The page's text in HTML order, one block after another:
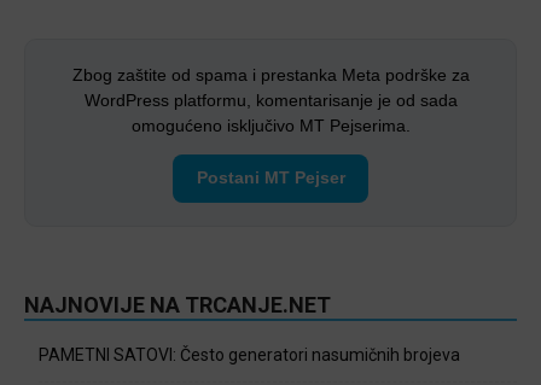
Zbog zaštite od spama i prestanka Meta podrške za
WordPress platformu, komentarisanje je od sada
omogućeno isključivo MT Pejserima.
Postani MT Pejser
NAJNOVIJE NA TRCANJE.NET
PAMETNI SATOVI: Često generatori nasumičnih brojeva